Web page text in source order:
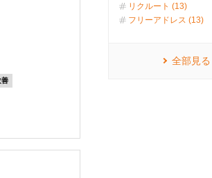
善
リクルート (13)
フリーアドレス (13)
全部見る